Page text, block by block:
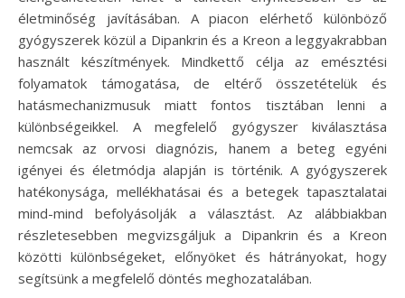
életminőség javításában. A piacon elérhető különböző
gyógyszerek közül a Dipankrin és a Kreon a leggyakrabban
használt készítmények. Mindkettő célja az emésztési
folyamatok támogatása, de eltérő összetételük és
hatásmechanizmusuk miatt fontos tisztában lenni a
különbségeikkel. A megfelelő gyógyszer kiválasztása
nemcsak az orvosi diagnózis, hanem a beteg egyéni
igényei és életmódja alapján is történik. A gyógyszerek
hatékonysága, mellékhatásai és a betegek tapasztalatai
mind-mind befolyásolják a választást. Az alábbiakban
részletesebben megvizsgáljuk a Dipankrin és a Kreon
közötti különbségeket, előnyöket és hátrányokat, hogy
segítsünk a megfelelő döntés meghozatalában.